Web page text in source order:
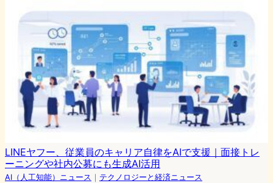
LINEヤフー、従業員のキャリア自律をAIで支援｜面接トレ
ーニングや社内公募にも生成AI活用
AI（人工知能）ニュース ｜ テクノロジーと経済ニュース